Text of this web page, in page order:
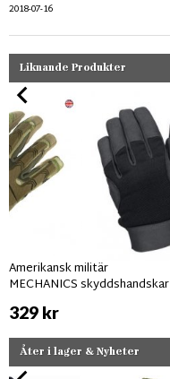
2018-07-16
Liknande Produkter
Amerikansk militär
MECHANICS skyddshandskar
329 kr
Åter i lager & Nyheter